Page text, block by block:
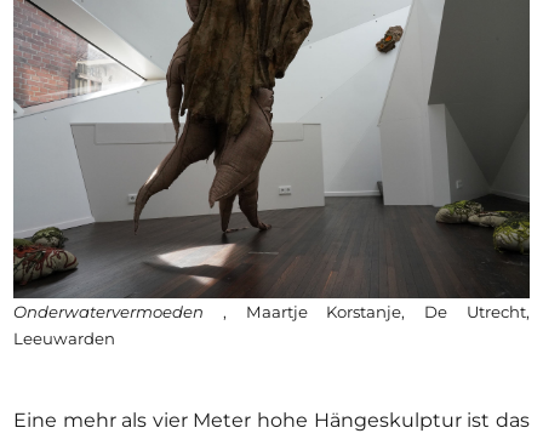
Onderwatervermoeden , Maartje Korstanje, De Utrecht,
Leeuwarden
Eine mehr als vier Meter hohe Hängeskulptur ist das